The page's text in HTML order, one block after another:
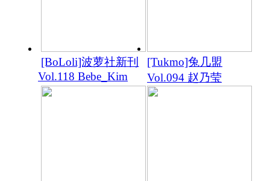
[BoLoli]波萝社新刊
Vol.118 Bebe_Kim
[Tukmo]兔几盟
Vol.094 赵乃莹